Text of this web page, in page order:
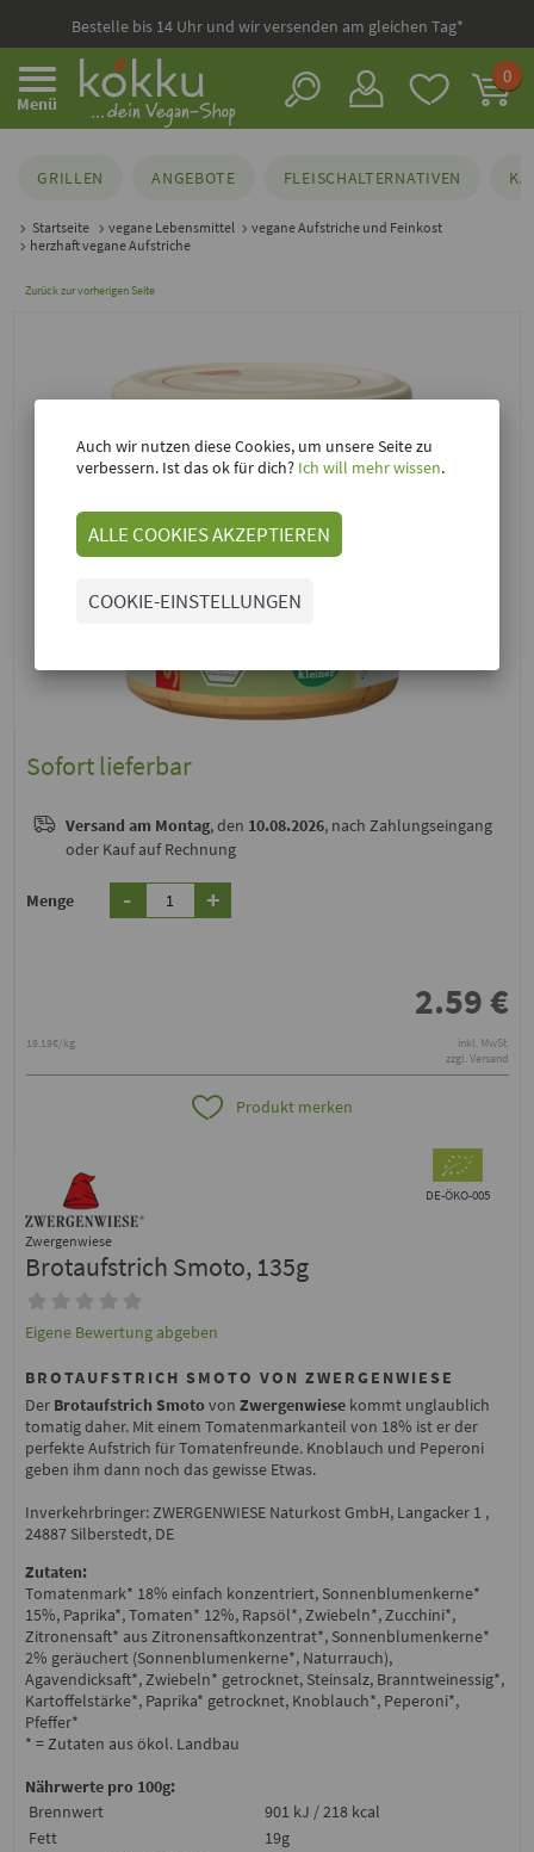
Bestelle bis 14 Uhr und wir versenden am gleichen Tag*
Menü
0
GRILLEN ANGEBOTE FLEISCHALTERNATIVEN
Startseite vegane Lebensmittel
vegane Aufstriche und Feinkost
herzhaft vegane Aufstriche
Zurück zur vorherigen Seite
Sofort lieferbar
Versand am Montag, den 10.08.2026, nach Zahlungseingang
oder Kauf auf Rechnung
Menge - +
2.59€
19.19€/kg
inkl. MwSt.
zzgl. Versand
Produkt merken
DE-ÖKO-005
Zwergenwiese
Brotaufstrich Smoto, 135g
Eigene Bewertung abgeben
BROTAUFSTRICH SMOTO VON ZWERGENWIESE
Der Brotaufstrich Smotovon Zwergenwiesekommt unglaublich
tomatig daher. Mit einem Tomatenmarkanteil von 18% ist er der
perfekte Aufstrich für Tomatenfreunde. Knoblauch und Peperoni
geben ihm dann noch das gewisse Etwas.
Inverkehrbringer: ZWERGENWIESE Naturkost GmbH, Langacker 1 ,
24887 Silberstedt, DE
Zutaten:
Tomatenmark* 18% einfach konzentriert, Sonnenblumenkerne*
15%, Paprika*, Tomaten* 12%, Rapsöl*, Zwiebeln*, Zucchini*,
Zitronensaft* aus Zitronensaftkonzentrat*, Sonnenblumenkerne*
2% geräuchert (Sonnenblumenkerne*, Naturrauch),
Agavendicksaft*, Zwiebeln* getrocknet, Steinsalz, Branntweinessig*,
Kartoffelstärke*, Paprika* getrocknet, Knoblauch*, Peperoni*,
Pfeffer*
* = Zutaten aus ökol. Landbau
Nährwerte pro 100g:
Brennwert
901 kJ / 218 kcal
Fett
19g
Auch wir nutzen diese Cookies, um unsere Seite zu
verbessern. Ist das ok für dich? Ich will mehr wissen.
ALLE COOKIES AKZEPTIEREN
COOKIE-EINSTELLUNGEN